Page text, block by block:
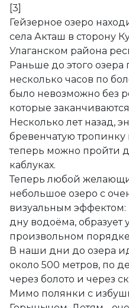
[3]
Гейзерное озеро
села Акташ в сторону
Улаганском района
Раньше до этого
несколько часов по
было невозможно без
которые
Несколько лет назад,
бревенчатую тропинку
теперь можно пройти
каблуках.
Теперь любой
небольшое озеро с
визуальным эффектом:
дну водоёма, образует
произвольном
В наши дни до озера
около 500 метров, по
через болото и через
Мимо полянки с